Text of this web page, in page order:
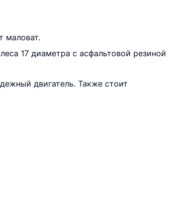
маловат.
17 диаметра с асфальтовой резиной
двигатель. Также стоит